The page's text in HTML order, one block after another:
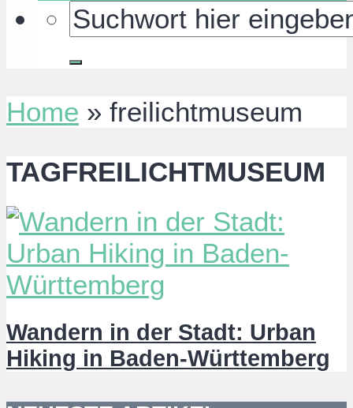
Home » freilichtmuseum
TAGFREILICHTMUSEUM
Wandern in der Stadt: Urban
Hiking in Baden-Württemberg